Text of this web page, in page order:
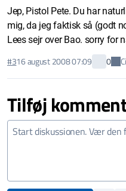
Jep, Pistol Pete. Du har
mig, da jeg faktisk så (godt
Lees sejr over Bao. sorry for
#316 august 2008 07:09 0
Tilføj